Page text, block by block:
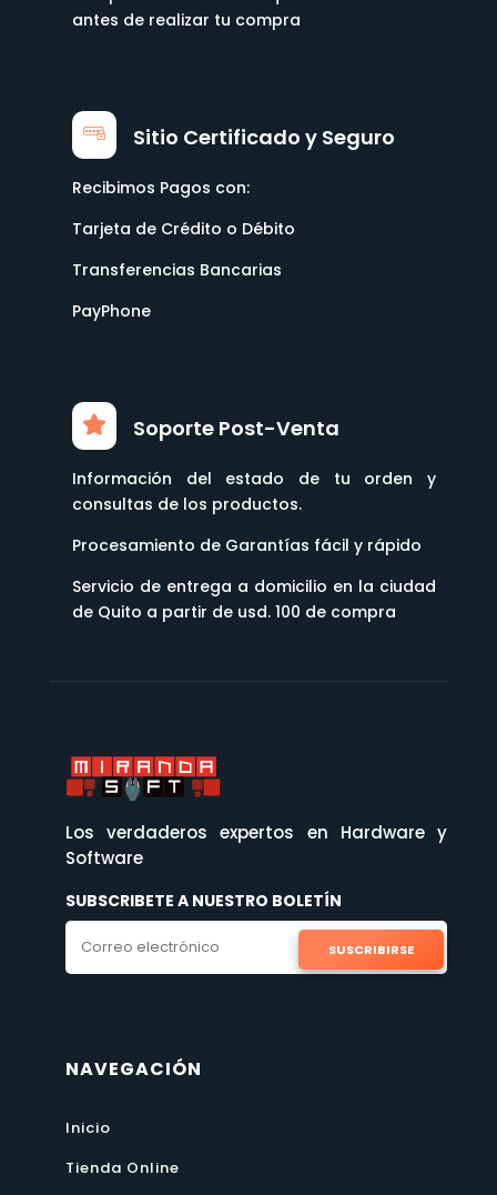
antes de realizar tu compra
Sitio Certificado y Seguro
Recibimos Pagos con:
Tarjeta de Crédito o Débito
Transferencias Bancarias
PayPhone
Soporte Post-Venta
Información del estado de tu orden y
consultas de los productos.
Procesamiento de Garantías fácil y rápido
Servicio de entrega a domicilio en la ciudad
de Quito a partir de usd. 100 de compra
Los verdaderos expertos en Hardware y
Software
SUBSCRIBETE A NUESTRO BOLETÍN
SUSCRIBIRSE
NAVEGACIÓN
Inicio
Tienda Online